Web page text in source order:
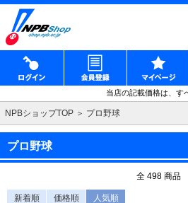
当店の記載価格は、す
NPBショップTOP プロ野球
プロ野球
全 498 商品
新着順 価格順 人気順